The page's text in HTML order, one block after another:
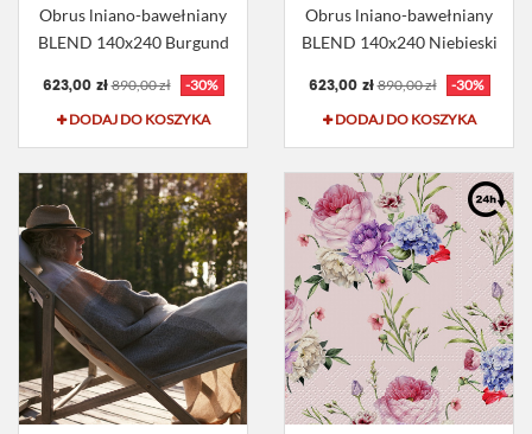
Obrus lniano-bawełniany
BLEND 140x240 Burgund
623,00 zł 890,00 zł
-30%
DODAJ DO KOSZYKA
Obrus lniano-bawełniany
BLEND 140x240 Niebieski
623,00 zł 890,00 zł
-30%
DODAJ DO KOSZYKA